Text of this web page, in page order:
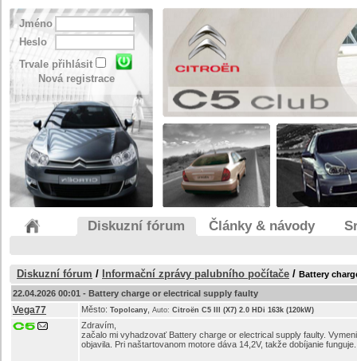
Jméno
Heslo
Trvale přihlásit
Nová registrace
Diskuzní fórum Články & návody
Diskuzní fórum / Informační zprávy palubního počítače / Battery
22.04.2026 00:01 - Battery charge or electrical supply faulty
Vega77 Město: Topolcany Auto: Citroën C5 III (X7) 2.0 HDi 163k (120kW)
Zdravím,
začalo mi vyhadzovať Battery charge or electrical supply faulty.
objavila. Pri naštartovanom motore dáva 14,2V, takže dobíjanie